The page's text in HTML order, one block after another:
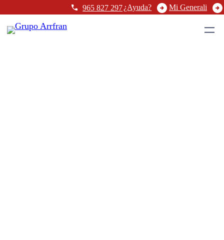
965 827 297¿Ayuda? Mi Generali